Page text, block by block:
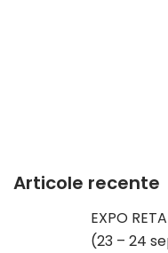
Articole recente
EXPO
(23 – 24